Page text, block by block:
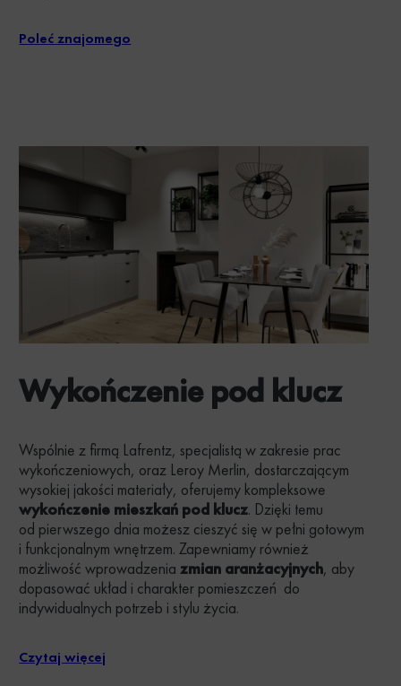
Poleć znajomego
Wykończenie pod klucz
Wspólnie z firmą Lafrentz, specjalistą w zakresie prac
wykończeniowych, oraz Leroy Merlin, dostarczającym
wysokiej jakości materiały, oferujemy kompleksowe
wykończenie mieszkań pod klucz. Dzięki temu
od pierwszego dnia możesz cieszyć się w pełni gotowym
i funkcjonalnym wnętrzem. Zapewniamy również
możliwość wprowadzeniazmian aranżacyjnych, aby
dopasować układ i charakter pomieszczeń do
indywidualnych potrzeb i stylu życia.
Czytaj więcej